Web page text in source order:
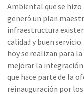
Ambiental que se hizo
generó un plan
infraestructura
calidad y buen
hoy se realizan para
mejorar la
que hace parte de la
reinauguración por